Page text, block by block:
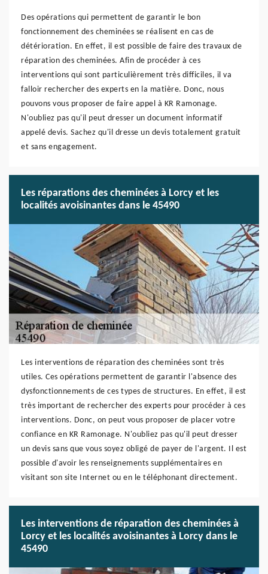
Des opérations qui permettent de garantir le bon
fonctionnement des cheminées se réalisent en cas de
détérioration. En effet, il est possible de faire des travaux de
réparation des cheminées. Afin de procéder à ces
interventions qui sont particulièrement très difficiles, il va
falloir rechercher des experts en la matière. Donc, nous
pouvons vous proposer de faire appel à KR Ramonage.
N'oubliez pas qu'il peut dresser un document informatif
appelé devis. Sachez qu'il dresse un devis totalement gratuit
et sans engagement.
Les réparations des cheminées à Lorcy et les
localités avoisinantes dans le 45490
Les interventions de réparation des cheminées sont très
utiles. Ces opérations permettent de garantir l'absence des
dysfonctionnements de ces types de structures. En effet, il est
très important de rechercher des experts pour procéder à ces
interventions. Donc, on peut vous proposer de placer votre
confiance en KR Ramonage. N'oubliez pas qu'il peut dresser
un devis sans que vous soyez obligé de payer de l'argent. Il est
possible d'avoir les renseignements supplémentaires en
visitant son site Internet ou en le téléphonant directement.
Les interventions de réparation des cheminées à
Lorcy et les localités avoisinantes à Lorcy dans le
45490